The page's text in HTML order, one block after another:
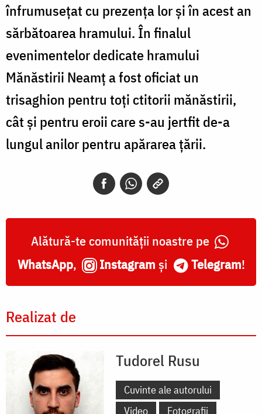
înfrumuseţat cu prezenţa lor şi în acest an
sărbătoarea hramului. În finalul
evenimentelor dedicate hramului
Mănăstirii Neamţ a fost oficiat un
trisaghion pentru toţi ctitorii mănăstirii,
cât şi pentru eroii care s-au jertfit de-a
lungul anilor pentru apărarea ţării.
Alătură-te comunității noastre pe
WhatsApp, Instagram și Telegram!
Realizat de
Tudorel Rusu
Cuvinte ale autorului
Video
Fotografii